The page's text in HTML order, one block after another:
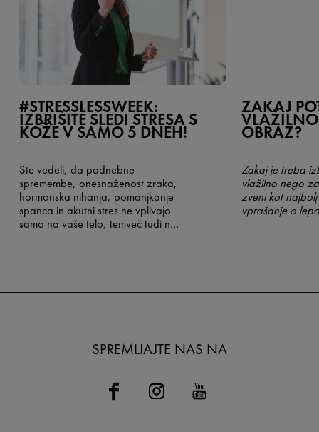
#STRESSLESSWEEK:
IZBRIŠITE SLEDI STRESA S
KOŽE V SAMO 5 DNEH!
Ste vedeli, da podnebne
spremembe, onesnaženost zraka,
hormonska nihanja, pomanjkanje
spanca in akutni stres ne vplivajo
samo na vaše telo, temveč tudi na
ZAKAJ
OBRAZ?
Zakaj je treba
vlažilno nego
zveni kot
vprašanje o
SPREMLJAJTE NAS NA